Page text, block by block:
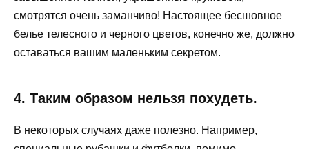
смотрятся очень заманчиво! Настоящее бесшовное
белье телесного и черного цветов, конечно же, должно
оставаться вашим маленьким секретом.
4. Таким образом нельзя похудеть.
В некоторых случаях даже полезно. Например,